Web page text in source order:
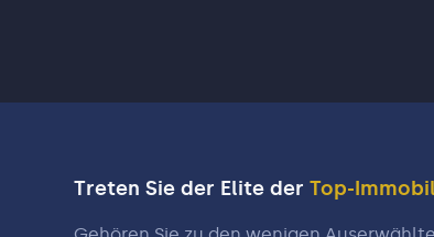
Treten Sie der Elite der Top-